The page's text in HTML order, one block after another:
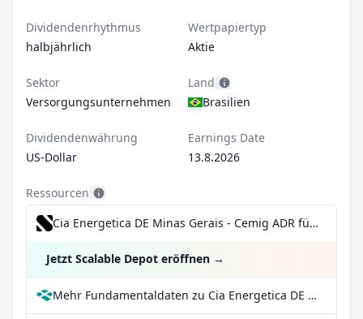
Dividendenrhythmus
halbjährlich
Wertpapiertyp
Aktie
Sektor
Versorgungsunternehmen
Land
Brasilien
Dividendenwährung
US-Dollar
Earnings Date
13.8.2026
Ressourcen
Cia Energetica DE Minas Gerais - Cemig ADR für 0,99€/Trade inkl. Dividend Reinvestment Plan
Jetzt Scalable Depot eröffnen →
Mehr Fundamentaldaten zu Cia Energetica DE Minas Gerais - Cemig ADR bei Parqet